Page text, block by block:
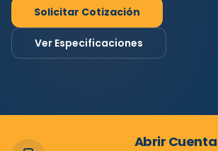
Solicitar Cotización
Ver Especificaciones
Abrir Cuenta